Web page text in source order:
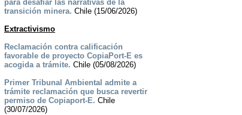
para desafiar las narrativas de la
transición minera. Chile (15/06/2026)
Extractivismo
Reclamación contra calificación
favorable de proyecto CopiaPort-E es
acogida a trámite. Chile (05/08/2026)
Primer Tribunal Ambiental admite a
trámite reclamación que busca revertir
permiso de Copiaport-E. Chile
(30/07/2026)